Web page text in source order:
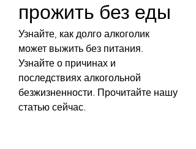
прожить без еды
Узнайте, как долго алкоголик
может выжить без питания.
Узнайте о причинах и
последствиях алкогольной
безжизненности. Прочитайте нашу
статью сейчас.